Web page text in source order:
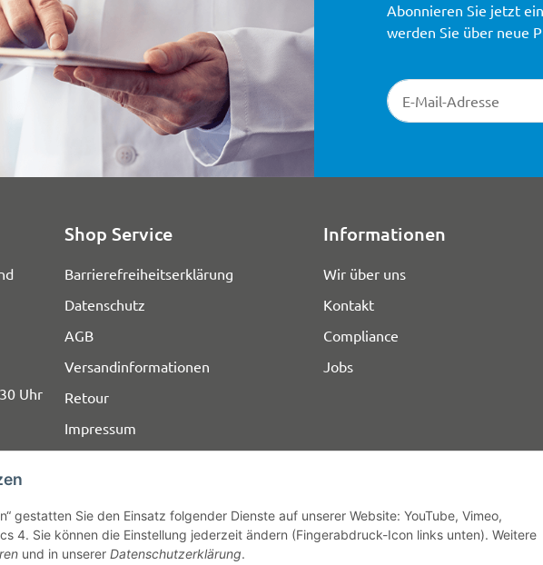
gestatten Sie den Einsatz folgender Dienste auf unserer Website: YouTube, Vimeo,
4. Sie können die Einstellung jederzeit ändern (Fingerabdruck-Icon links unten). Weitere
und in unserer Datenschutzerklärung.
Newsletter-
Abonnieren Sie jetzt
werden Sie über neue
Uhr
Shop Service
Barrierefreiheitserklärung
Datenschutz
AGB
Versandinformationen
Retour
Impressum
Informationen
Wir über uns
Kontakt
Compliance
Jobs